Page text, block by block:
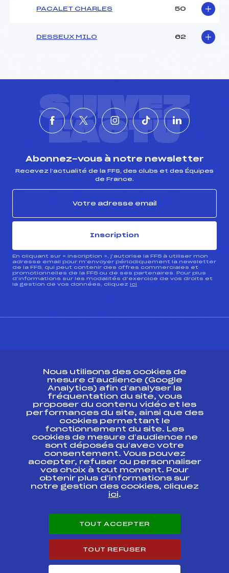
PACALET CHARLES 50
DESSEUX MILO 62
SUIVEZ
L'ACTU
Abonnez-vous à notre newsletter
Recevez l’actualité de la FFS, des clubs et des Équipes
de France.
Inscription
En cliquant sur « inscription », j’autorise la FFS à utiliser mon
adresse email pour m’envoyer périodiquement la newsletter
de la FFS, qui peut contenir des offres commerciales et
promotionnelles de la FFS ou de ses partenaires. Pour plus
d’informations sur les modalités d’exercice de vos droits et
la gestion de vos données, cliquez ici
Ressources
Pass’Neige
Projet sportif fédéral
Projet de performance fédéral
Antidopage
Pôle Développement, Formation, Suivi
Scientifique
Listes ministérielles
Pôle vie de l’athlète
Enseignement professionnel
Carrières
Nous utilisons des cookies de
mesure d’audience (Google
Analytics) afin d’analyser la
fréquentation du site, vous
proposer du contenu vidéo et les
performances du site, ainsi que des
cookies permettant le
fonctionnement du site. Les
cookies de mesure d’audience ne
sont déposés qu’avec votre
consentement. Vous pouvez
accepter, refuser ou personnaliser
vos choix à tout moment. Pour
obtenir plus d'informations sur
notre gestion des cookies, cliquez
ici.
TOUT ACCEPTER
TOUT REFUSER